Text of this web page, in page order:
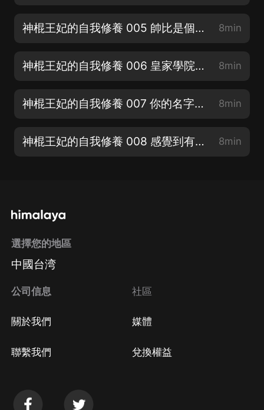
神棍王妃的自我修養 005 帥比是個什麼意思 8min
神棍王妃的自我修養 006 皇家學院孫大聖 8min
神棍王妃的自我修養 007 你的名字叫小蠢萌 8min
神棍王妃的自我修養 008 感覺到有點不對勁 8min
選擇您的地區
中國台湾
公司信息
關於我們
聯繫我們
社區
媒體
兌換權益